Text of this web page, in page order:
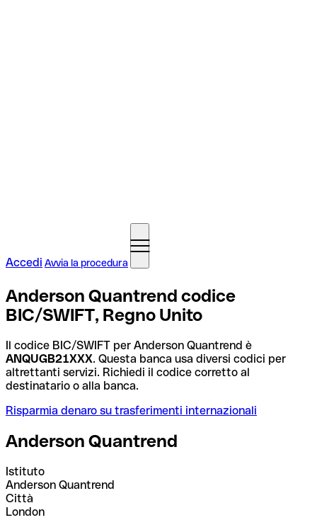
Accedi Avvia la procedura
Anderson Quantrend codice
BIC/SWIFT, Regno Unito
Il codice BIC/SWIFT per Anderson Quantrend è
ANQUGB21XXX. Questa banca usa diversi codici per
altrettanti servizi. Richiedi il codice corretto al
destinatario o alla banca.
Risparmia denaro su trasferimenti internazionali
Anderson Quantrend
Istituto
Anderson Quantrend
Città
London